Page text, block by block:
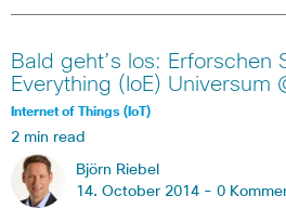
Bald geht’s los: Erforschen
Everything (IoE) Universum
Internet of Things (IoT)
2 min read
Björn Riebel
14. October 2014 - 0